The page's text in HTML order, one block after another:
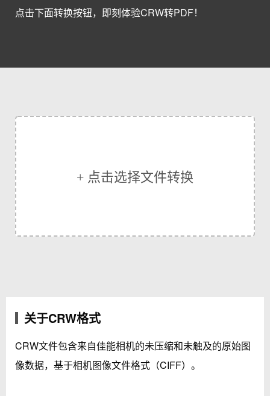
点击下面转换按钮，即刻体验CRW转PDF！
+ 点击选择文件转换
关于CRW格式
CRW文件包含来自佳能相机的未压缩和未触及的原始图
像数据，基于相机图像文件格式（CIFF）。